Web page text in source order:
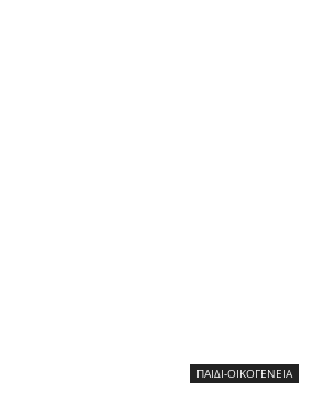
ΠΑΙΔΙ-ΟΙΚΟΓΕΝΕΙΑ